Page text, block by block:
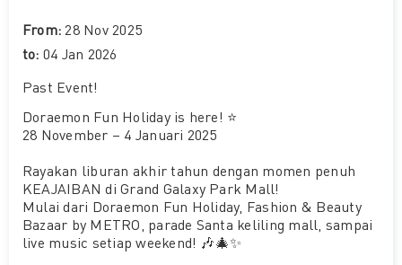
From: 28 Nov 2025
to: 04 Jan 2026
Past Event!
Doraemon Fun Holiday is here! ⭐
28 November – 4 Januari 2025
Rayakan liburan akhir tahun dengan momen penuh
KEAJAIBAN di Grand Galaxy Park Mall!
Mulai dari Doraemon Fun Holiday, Fashion & Beauty
Bazaar by METRO, parade Santa keliling mall, sampai
live music setiap weekend! 🎶🎄✨